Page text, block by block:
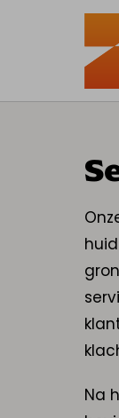
Na